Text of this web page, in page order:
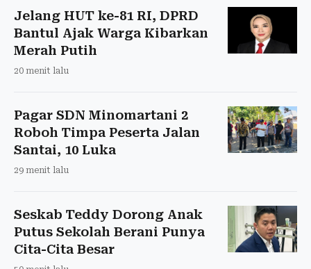
Jelang HUT ke-81 RI, DPRD
Bantul Ajak Warga Kibarkan
Merah Putih
20 menit lalu
Pagar SDN Minomartani 2
Roboh Timpa Peserta Jalan
Santai, 10 Luka
29 menit lalu
Seskab Teddy Dorong Anak
Putus Sekolah Berani Punya
Cita-Cita Besar